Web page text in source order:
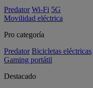
Predator Wi-Fi 5G
Movilidad eléctrica
Pro categoría
Predator Bicicletas eléctricas
Gaming portátil
Destacado